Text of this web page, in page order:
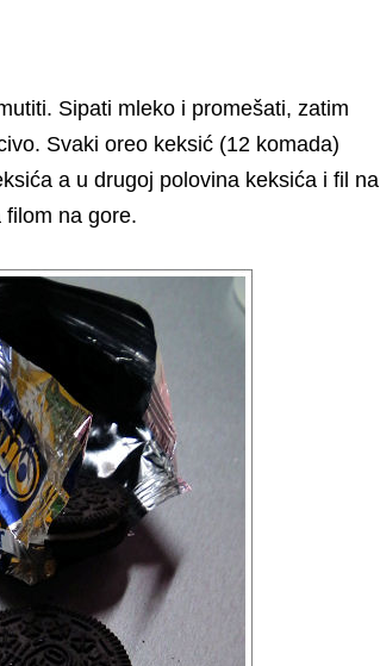
Sipati mleko i promešati, zatim
Svaki oreo keksić (12 komada)
a u drugoj polovina keksića i fil na
na gore.